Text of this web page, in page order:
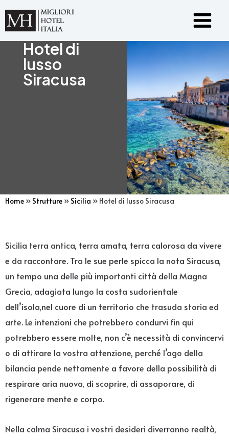
Vai
Main
Menu
Hotel di
lusso
Siracusa
Home » Strutture » Sicilia » Hotel di lusso Siracusa
Sicilia terra antica, terra amata, terra calorosa da vivere
e da raccontare. Tra le sue perle spicca la nota Siracusa,
un tempo una delle più importanti città della Magna
Grecia, adagiata lungo la costa sudorientale
dell’isola,nel cuore di un territorio che trasuda storia ed
arte. Le intenzioni che potrebbero condurvi fin qui
potrebbero essere molte, non c’è necessità di convincervi
o di attirare la vostra attenzione, perché l’ago della
bilancia pende nettamente a favore della possibilità di
respirare aria nuova, di scoprire, di assaporare, di
rigenerare mente e corpo.
Nella calma Siracusa i vostri desideri diverranno realtà,